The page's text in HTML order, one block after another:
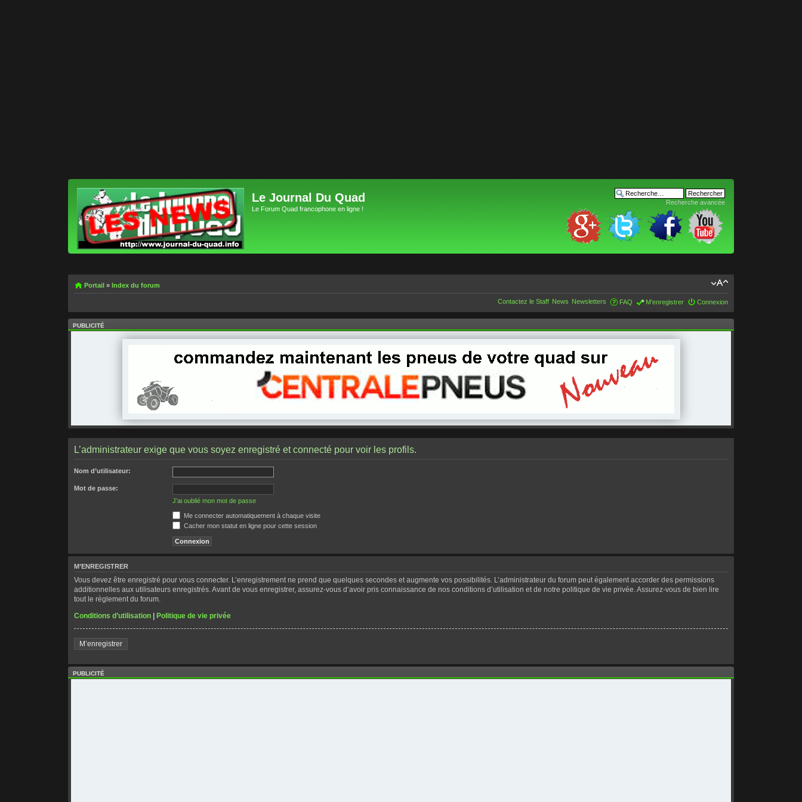
Le Journal Du Quad
Le Forum Quad francophone en ligne !
Recherche avancée
Portail »Index du forum
Contactez le Staff News Newsletters FAQ M’enregistrer Connexion
PUBLICITÉ
L’administrateur exige que vous soyez enregistré et connecté pour voir les profils.
Nom d’utilisateur:
Mot de passe:
J’ai oublié mon mot de passe
Me connecter automatiquement à chaque visite
Cacher mon statut en ligne pour cette session
M’ENREGISTRER
Vous devez être enregistré pour vous connecter. L’enregistrement ne prend que quelques secondes et augmente vos possibilités. L’administrateur du forum peut également accorder des permissions
additionnelles aux utilisateurs enregistrés. Avant de vous enregistrer, assurez-vous d’avoir pris connaissance de nos conditions d’utilisation et de notre politique de vie privée. Assurez-vous de bien lire
tout le règlement du forum.
Conditions d’utilisation
Politique de vie privée
M’enregistrer
PUBLICITÉ